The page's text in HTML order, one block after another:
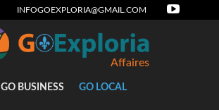
INFOGOEXPLORIA@GMAIL.COM
Affaires
GO BUSINESS GO LOCAL